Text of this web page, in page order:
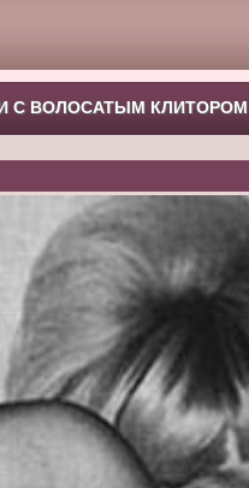
С ВОЛОСАТЫМ КЛИТОРОМ